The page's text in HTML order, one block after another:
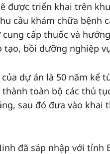
được triển khai trên
cầu khám chữa bệnh
cấp thuốc và
bồi dưỡng nghiệp
dự án là 50 năm kể
toàn bộ các thủ
sau đó đưa vào khai
đã sáp nhập với tỉnh